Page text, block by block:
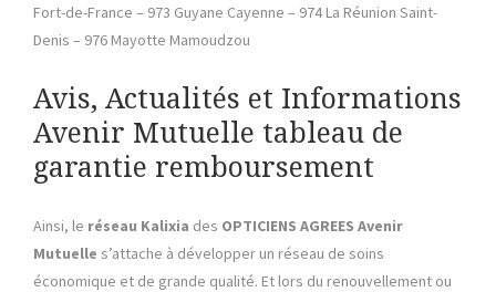
Fort-de-France – 973 Guyane Cayenne – 974 La Réunion Saint-
Denis – 976 Mayotte Mamoudzou
Avis, Actualités et Informations
Avenir Mutuelle tableau de
garantie remboursement
Ainsi, le réseau Kalixia des OPTICIENS AGREES Avenir
Mutuelle s’attache à développer un réseau de soins
économique et de grande qualité. Et lors du renouvellement ou